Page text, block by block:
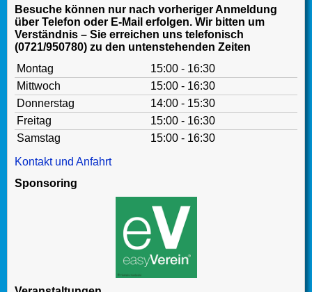
Besuche können nur nach vorheriger Anmeldung
über Telefon oder E-Mail erfolgen. Wir bitten um
Verständnis – Sie erreichen uns telefonisch
(0721/950780) zu den untenstehenden Zeiten
Montag
15:00 - 16:30
Mittwoch
15:00 - 16:30
Donnerstag
14:00 - 15:30
Freitag
15:00 - 16:30
Samstag
15:00 - 16:30
Kontakt und Anfahrt
Sponsoring